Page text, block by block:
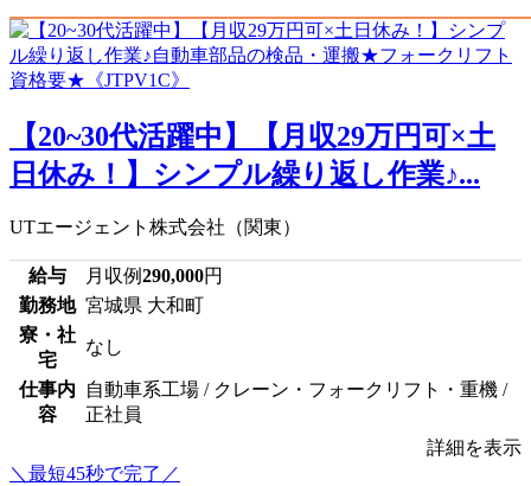
【20~30代活躍中】【月収29万円可×土
日休み！】シンプル繰り返し作業♪...
UTエージェント株式会社（関東）
給与 月収例290,000円
勤務地 宮城県 大和町
寮・社
宅
なし
仕事内
容
自動車系工場 / クレーン・フォークリフト・重機 /
正社員
詳細を表示
＼最短45秒で完了／